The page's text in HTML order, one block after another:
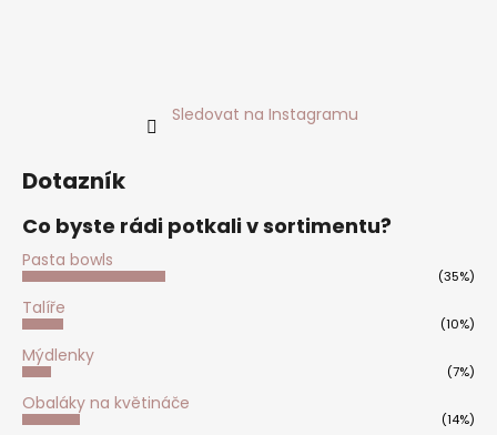
j
m
e
Sledovat na Instagramu
Dotazník
Co byste rádi potkali v sortimentu?
Pasta bowls
(35%)
Talíře
(10%)
Mýdlenky
(7%)
Obaláky na květináče
(14%)